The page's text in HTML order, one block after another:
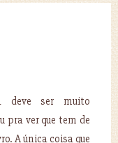
deve ser muito
pra ver que tem de
A única coisa que